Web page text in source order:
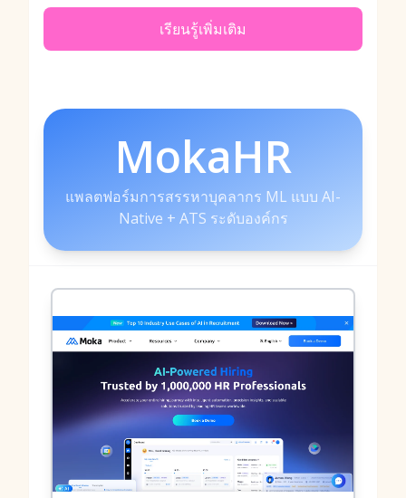
เรียนรู้เพิ่มเติม
MokaHR
แพลตฟอร์มการสรรหาบุคลากร ML แบบ AI-
Native + ATS ระดับองค์กร